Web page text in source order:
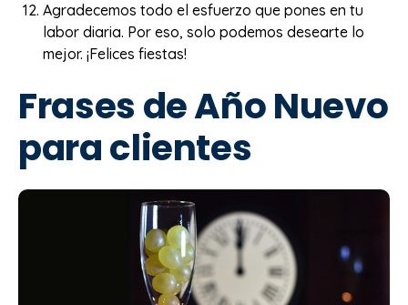
Agradecemos todo el esfuerzo que pones en tu
labor diaria. Por eso, solo podemos desearte lo
mejor. ¡Felices fiestas!
Frases de Año Nuevo
para clientes